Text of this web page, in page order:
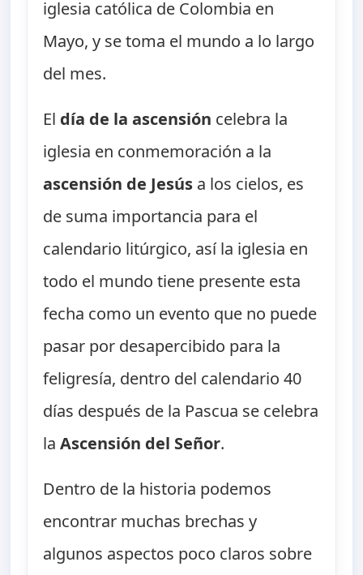
iglesia católica de Colombia en
Mayo, y se toma el mundo a lo largo
del mes.
El día de la ascensión celebra la
iglesia en conmemoración a la
ascensión de Jesús a los cielos, es
de suma importancia para el
calendario litúrgico, así la iglesia en
todo el mundo tiene presente esta
fecha como un evento que no puede
pasar por desapercibido para la
feligresía, dentro del calendario 40
días después de la Pascua se celebra
laAscensión del Señor.
Dentro de la historia podemos
encontrar muchas brechas y
algunos aspectos poco claros sobre